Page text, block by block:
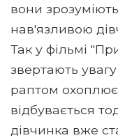
вони
нав'язливою
Так у фільмі
звертають
раптом охоплює
відбувається
дівчинка вже